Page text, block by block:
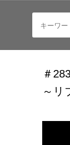
＃
～リ